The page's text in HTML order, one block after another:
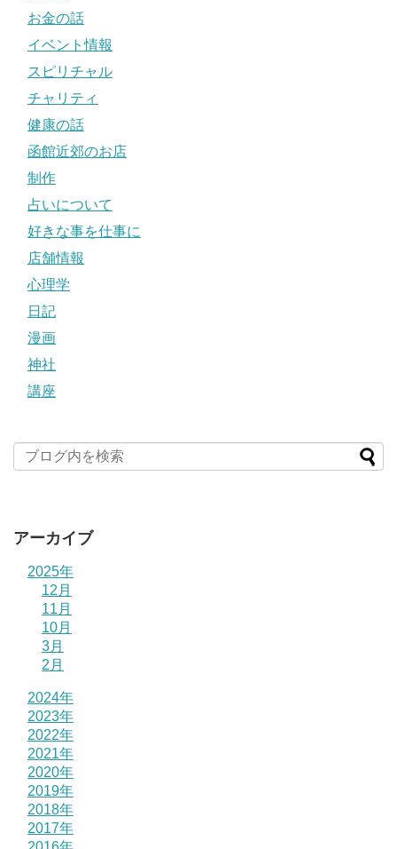
お金の話
イベント情報
スピリチャル
チャリティ
健康の話
函館近郊のお店
制作
占いについて
好きな事を仕事に
店舗情報
心理学
日記
漫画
神社
講座
アーカイブ
2025年
12月
11月
10月
3月
2月
2024年
2023年
2022年
2021年
2020年
2019年
2018年
2017年